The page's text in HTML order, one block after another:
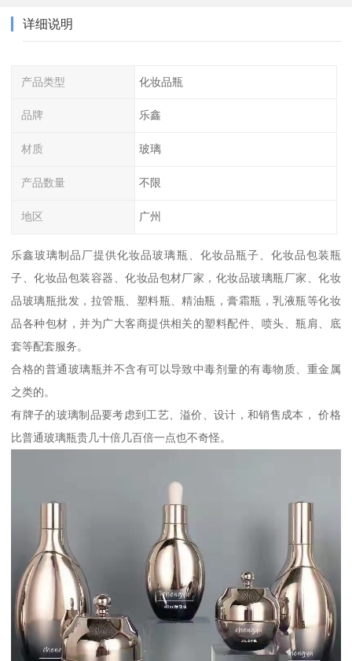
详细说明
产品类型 化妆品瓶
品牌 乐鑫
材质 玻璃
产品数量 不限
地区 广州
乐鑫玻璃制品厂提供化妆品玻璃瓶、化妆品瓶子、化妆品包装瓶
子、化妆品包装容器、化妆品包材厂家，化妆品玻璃瓶厂家、化妆
品玻璃瓶批发，拉管瓶、塑料瓶、精油瓶，膏霜瓶，乳液瓶等化妆
品各种包材，并为广大客商提供相关的塑料配件、喷头、瓶肩、底
套等配套服务。
合格的普通玻璃瓶并不含有可以导致中毒剂量的有毒物质、重金属
之类的。
有牌子的玻璃制品要考虑到工艺、溢价、设计，和销售成本， 价格
比普通玻璃瓶贵几十倍几百倍一点也不奇怪。